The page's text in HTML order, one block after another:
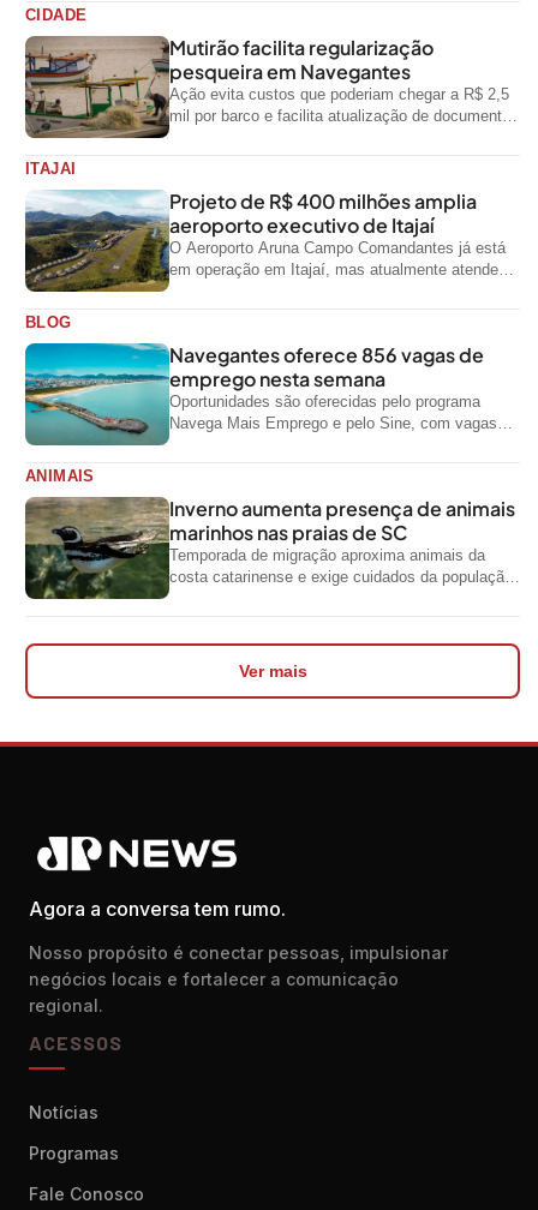
CIDADE
Mutirão facilita regularização
pesqueira em Navegantes
Ação evita custos que poderiam chegar a R$ 2,5
mil por barco e facilita atualização de documentos
ITAJAI
Projeto de R$ 400 milhões amplia
aeroporto executivo de Itajaí
O Aeroporto Aruna Campo Comandantes já está
em operação em Itajaí, mas atualmente atende
BLOG
Navegantes oferece 856 vagas de
emprego nesta semana
Oportunidades são oferecidas pelo programa
Navega Mais Emprego e pelo Sine, com vagas
ANIMAIS
Inverno aumenta presença de animais
marinhos nas praias de SC
Temporada de migração aproxima animais da
costa catarinense e exige cuidados da população
Ver mais
Agora a conversa tem rumo.
Nosso propósito é conectar pessoas, impulsionar
negócios locais e fortalecer a comunicação
regional.
ACESSOS
Notícias
Programas
Fale Conosco